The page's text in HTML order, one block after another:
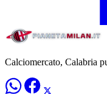
Calciomercato, Calabria